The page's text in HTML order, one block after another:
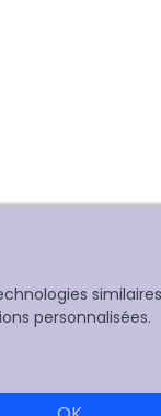
personnalisées.